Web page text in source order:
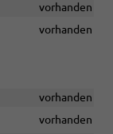
vorhanden
vorhanden
vorhanden
vorhanden